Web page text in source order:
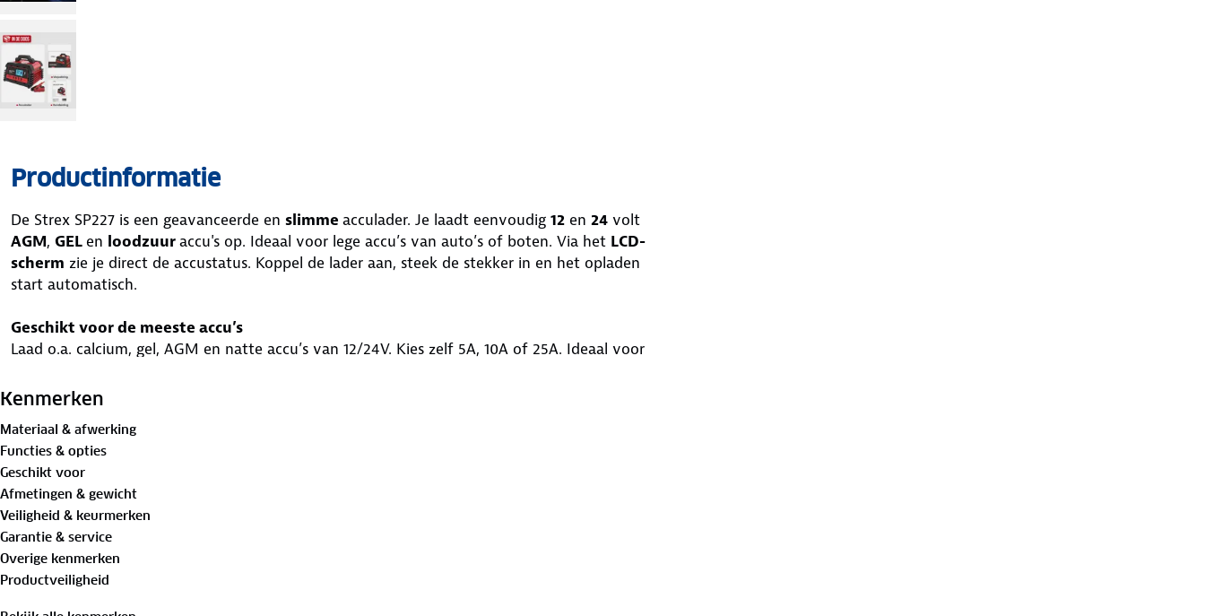
Productinformatie
De Strex SP227 is een geavanceerde en slimme acculader. Je laadt eenvoudig 12 en 24 volt
AGM, GEL en loodzuuraccu's op. Ideaal voor lege accu’s van auto’s of boten. Via het LCD-
scherm zie je direct de accustatus. Koppel de lader aan, steek de stekker in en het opladen
start automatisch.
Geschikt voor de meeste accu’s
Laad o.a. calcium, gel, AGM en natte accu’s van 12/24V. Kies zelf 5A, 10A of 25A. Ideaal voor
Voorzien van bescherming tegen oververhitting, kortsluiting, verkeerde polariteit,
overontlading en spanningsproblemen. Met vlambestendige behuizing.
Compact design
Met 19.5 x 19.5 cm compact genoeg om mee te nemen en op te bergen. Modern ontwerp
met helder LCD-display voor gebruiksgemak én stijl.
Jouw voordelen
✓ Meervoudige beveiliging
Kenmerken
Materiaal & afwerking
Functies & opties
Geschikt voor
Afmetingen & gewicht
Veiligheid & keurmerken
Garantie & service
Overige kenmerken
Productveiligheid